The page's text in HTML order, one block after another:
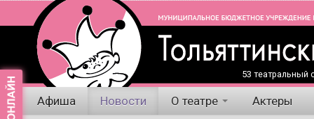
53 театральный
Афиша Новости О театре Актеры